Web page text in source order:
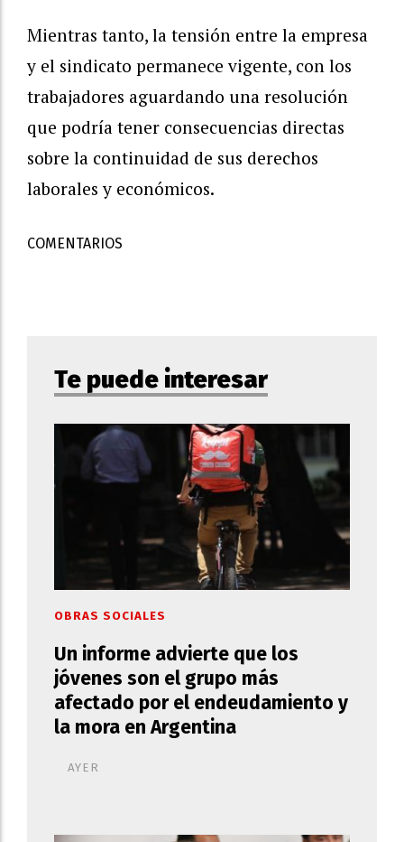
Mientras tanto, la tensión entre la empresa
y el sindicato permanece vigente, con los
trabajadores aguardando una resolución
que podría tener consecuencias directas
sobre la continuidad de sus derechos
laborales y económicos.
COMENTARIOS
Te puede interesar
Un informe advierte que los
jóvenes son el grupo más
afectado por el endeudamiento y
la mora en Argentina
OBRAS SOCIALES
AYER